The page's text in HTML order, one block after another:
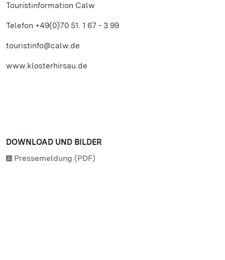
Touristinformation Calw
Telefon +49(0)70 51. 1 67 - 3 99
touristinfo@calw.de
www.klosterhirsau.de
DOWNLOAD UND BILDER
Pressemeldung (PDF)